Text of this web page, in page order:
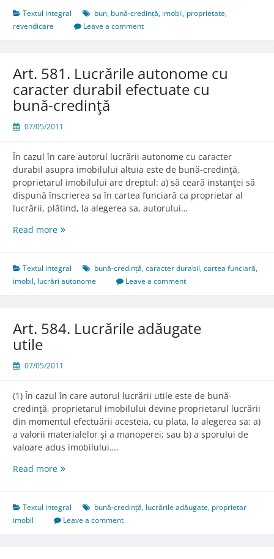
în
revendicare
Textul integral bun, bună-credință, imobil, proprietate,
revendicare
Leave a comment
Art. 581. Lucrările autonome cu
caracter durabil efectuate cu
bună-credinţă
07/05/2011
În cazul în care autorul lucrării autonome cu caracter
durabil asupra imobilului altuia este de bună-credinţă,
proprietarul imobilului are dreptul: a) să ceară instanţei să
dispună înscrierea sa în cartea funciară ca proprietar al
lucrării, plătind, la alegerea sa, autorului…
Read moreArt.
autonome
cu
caracter
cu
Textul integral bună-credință,caracter durabil,cartea funciară,
imobil, lucrări autonome Leave a comment
Art. 584. Lucrările adăugate
utile
07/05/2011
(1) În cazul în care autorul lucrării utile este de bună-
credinţă, proprietarul imobilului devine proprietarul lucrării
din momentul efectuării acesteia, cu plata, la alegerea sa: a)
a valorii materialelor şi a manoperei; sau b) a sporului de
valoare adus imobilului….
Read moreArt.
adăugate
utile
Textul integral bună-credință, lucrările adăugate, proprietar
imobil
Leave a comment